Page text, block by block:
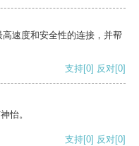
速度和安全性的连接，并帮
支持[0] 反对[0]
怡。
支持[0] 反对[0]